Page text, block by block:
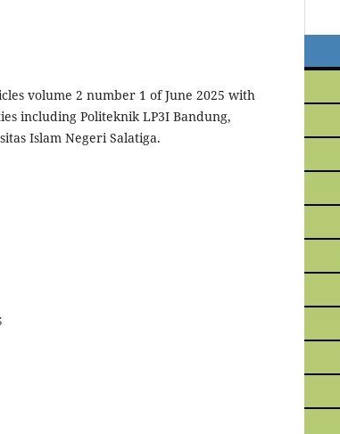
volume 2 number 1 of June 2025 with
including Politeknik LP3I Bandung,
Islam Negeri Salatiga.